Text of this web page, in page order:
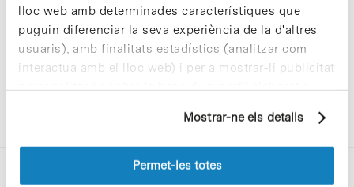
lloc web amb determinades característiques que
puguin diferenciar la seva experiència de la d'altres
usuaris), amb finalitats estadístics (analitzar com
interactua amb el lloc web) i per a mostrar-li publicitat
personalitzada sobre la base d'un perfil elaborat a
pàgines visitades). Per a obtenir més informació sobre
les cookies pot consultar laPolítica de cookiesdel
Mostrar-ne els detalls
Permet-les totes